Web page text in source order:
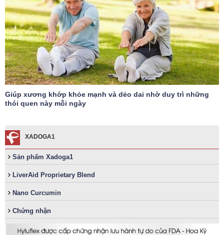
Giúp xương khớp khỏe mạnh và dẻo dai nhờ duy trì những
thói quen này mỗi ngày
XADOGA1
Sản phẩm Xadoga1
LiverAid Proprietary Blend
Nano Curcumin
Chứng nhận